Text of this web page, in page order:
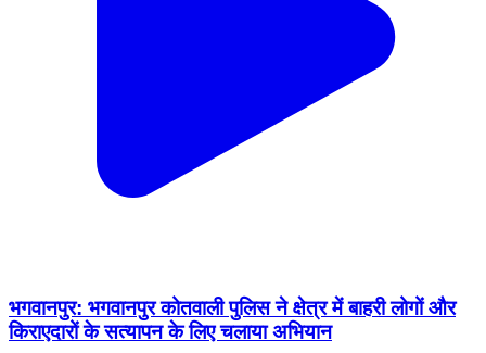
भगवानपुर: भगवानपुर कोतवाली पुलिस ने क्षेत्र में बाहरी लोगों और
किराएदारों के सत्यापन के लिए चलाया अभियान